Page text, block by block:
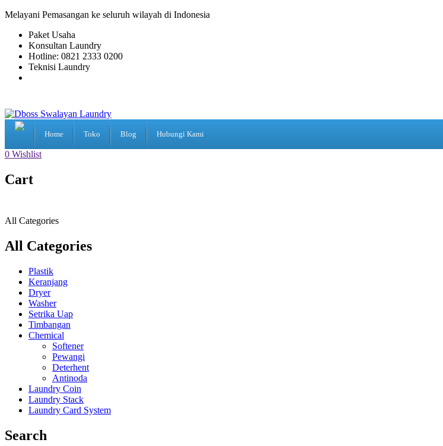
Melayani Pemasangan ke seluruh wilayah di Indonesia
Paket Usaha
Konsultan Laundry
Hotline: 0821 2333 0200
Teknisi Laundry
Home Toko Blog Hubungi Kami
0 Wishlist
Cart
All Categories
All Categories
Plastik
Keranjang
Dryer
Washer
Setrika Uap
Timbangan
Chemical
Softener
Pewangi
Deterhent
Antinoda
Laundry Coin
Laundry Stack
Laundry Card System
Search